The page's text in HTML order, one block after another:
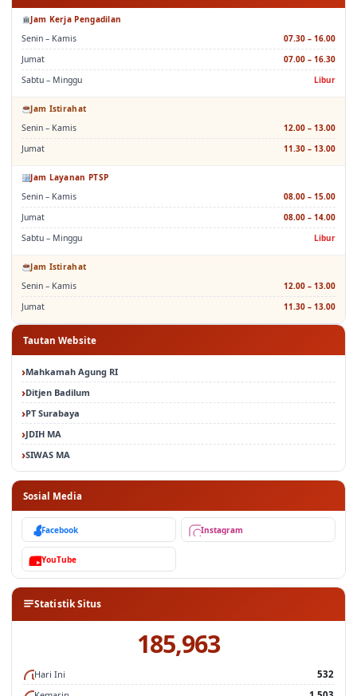
Jam Kerja Pengadilan
Senin – Kamis
07.30 – 16.00
Jumat
07.00 – 16.30
Sabtu – Minggu
Libur
Jam Istirahat
Senin – Kamis
12.00 – 13.00
Jumat
11.30 – 13.00
Jam Layanan PTSP
Senin – Kamis
08.00 – 15.00
Jumat
08.00 – 14.00
Sabtu – Minggu
Libur
Jam Istirahat
Senin – Kamis
12.00 – 13.00
Jumat
11.30 – 13.00
Tautan Website
Mahkamah Agung RI
Ditjen Badilum
PT Surabaya
JDIH MA
SIWAS MA
Sosial Media
Facebook Instagram
YouTube
Statistik Situs
185,963
Hari Ini
532